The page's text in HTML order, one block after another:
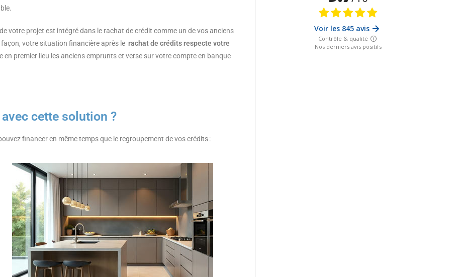
votre projet est intégré dans le rachat de crédit comme un de vos anciens
votre situation financière après le rachat de crédits respecte votre
premier lieu les anciens emprunts et verse sur votre compte en banque
avec cette solution ?
financer en même temps que le regroupement de vos crédits :